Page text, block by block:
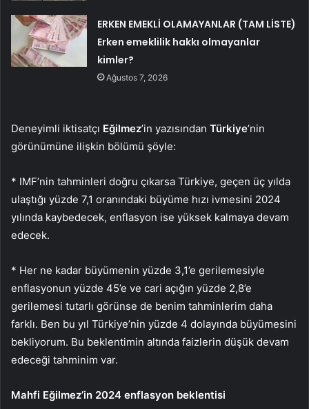
ERKEN EMEKLİ OLAMAYANLAR (TAM LİSTE)
Erken emeklilik hakkı olmayanlar
kimler?
Ağustos 7, 2026
Deneyimli iktisatçı Eğilmez’in yazısından Türkiye’nin
görünümüne ilişkin bölümü şöyle:
* IMF’nin tahminleri doğru çıkarsa Türkiye, geçen üç yılda
ulaştığı yüzde 7,1 oranındaki büyüme hızı ivmesini 2024
yılında kaybedecek, enflasyon ise yüksek kalmaya devam
edecek.
* Her ne kadar büyümenin yüzde 3,1’e gerilemesiyle
enflasyonun yüzde 45’e ve cari açığın yüzde 2,8’e
gerilemesi tutarlı görünse de benim tahminlerim daha
farklı. Ben bu yıl Türkiye’nin yüzde 4 dolayında büyümesini
bekliyorum. Bu beklentimin altında faizlerin düşük devam
edeceği tahminim var.
Mahfi Eğilmez’in 2024 enflasyon beklentisi